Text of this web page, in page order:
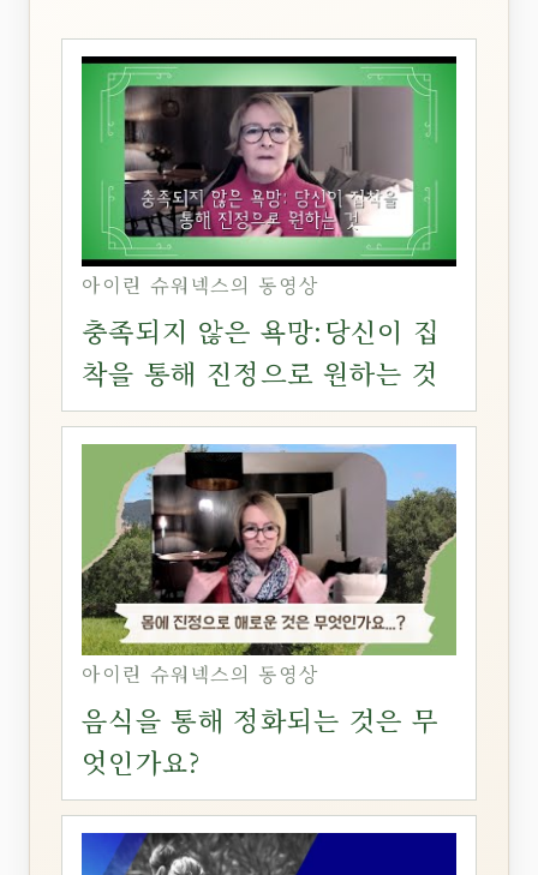
아이린 슈워넥스의 동영상
충족되지 않은 욕망:당신이 집
착을 통해 진정으로 원하는 것
아이린 슈워넥스의 동영상
음식을 통해 정화되는 것은 무
엇인가요?